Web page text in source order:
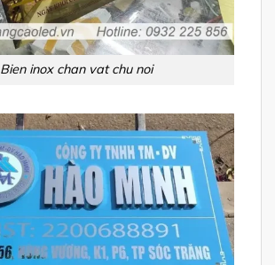
Bien inox chan vat chu noi